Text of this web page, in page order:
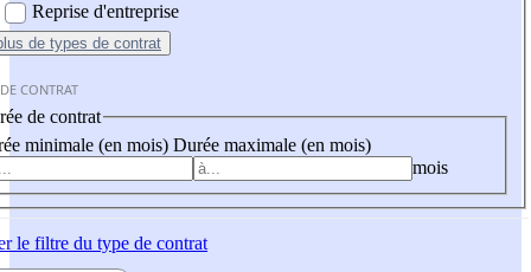
Reprise d'entreprise
de types de contrat
CONTRAT
de contrat
minimale (en mois) Durée maximale (en mois)
mois
le filtre du type de contrat